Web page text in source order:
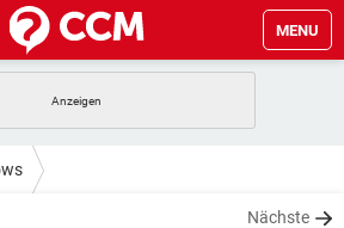
MENU
Nächste